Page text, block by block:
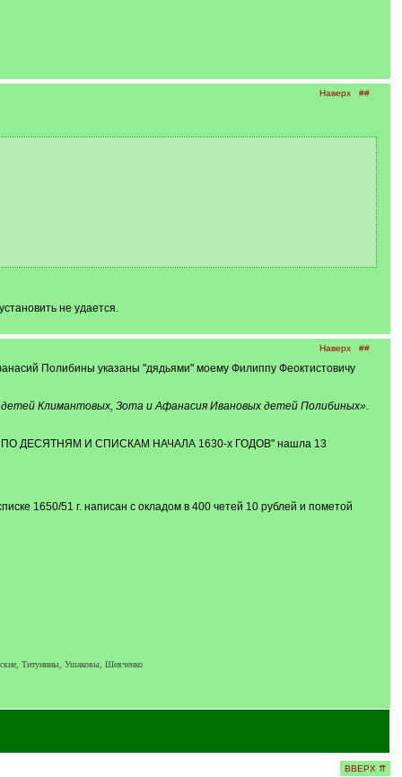
Наверх ##
не удается.
Наверх ##
Полибины указаны "дядьями" моему Филиппу Феоктистовичу
Климантовых, Зота и Афанасия Ивановых детей Полибиных».
ДЕСЯТНЯМ И СПИСКАМ НАЧАЛА 1630-х ГОДОВ" нашла 13
1650/51 г. написан с окладом в 400 четей 10 рублей и пометой
Титунины, Ушаковы, Шевченко
ВВЕРХ ⇈